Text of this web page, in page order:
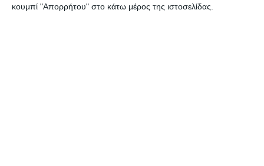
κουμπί "Απορρήτου" στο κάτω μέρος της ιστοσελίδας.
ΔΙΑΒΆΣΤΕ ΕΠΊΣΗΣ